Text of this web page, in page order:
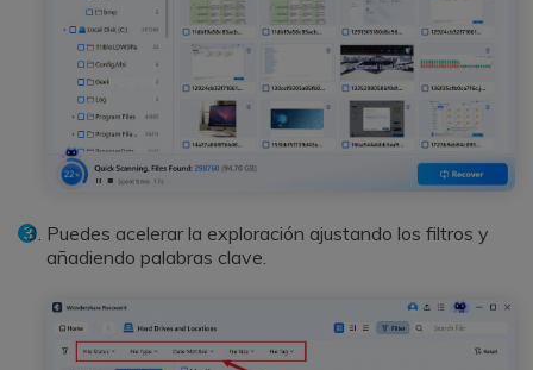
Puedes acelerar la exploración ajustando los filtros y
añadiendo palabras clave.